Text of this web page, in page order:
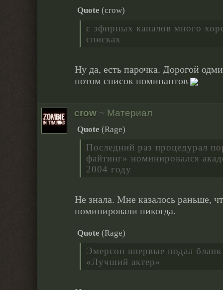
Quote (crow)
с эфирных каналов много
списках
Ну да, есть парочка. Дорогой
потом список номинантов
crow ~ Материал
Quote (Rage)
Последний раз процедурал
файтинг» номинировался
2004 году
Не знала. Мне казалось раньше,
номинировали никогда.
Quote (Rage)
Эмерсон впервые подал
«Лучший актер»